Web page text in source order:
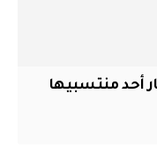
أحد منتسبيها